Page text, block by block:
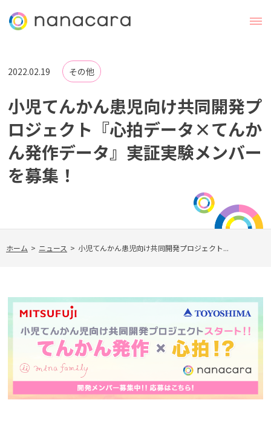
2022.02.19 その他
小児てんかん患児向け共同開発プ
ロジェクト『心拍データ×てんか
ん発作データ』実証実験メンバー
を募集！
ホーム > ニュース > 小児てんかん患児向け共同開発プロジェクト...